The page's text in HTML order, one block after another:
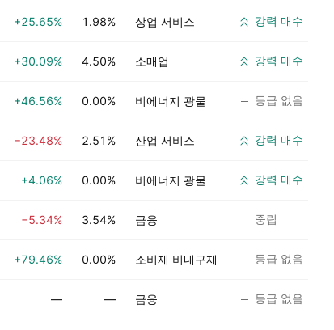
+25.65% 1.98% 상업 서비스 강력 매수
+30.09% 4.50% 소매업 강력 매수
+46.56% 0.00% 비에너지 광물 등급 없음
−23.48% 2.51% 산업 서비스 강력 매수
+4.06% 0.00% 비에너지 광물 강력 매수
−5.34% 3.54% 금융 중립
+79.46% 0.00% 소비재 비내구재 등급 없음
— — 금융 등급 없음